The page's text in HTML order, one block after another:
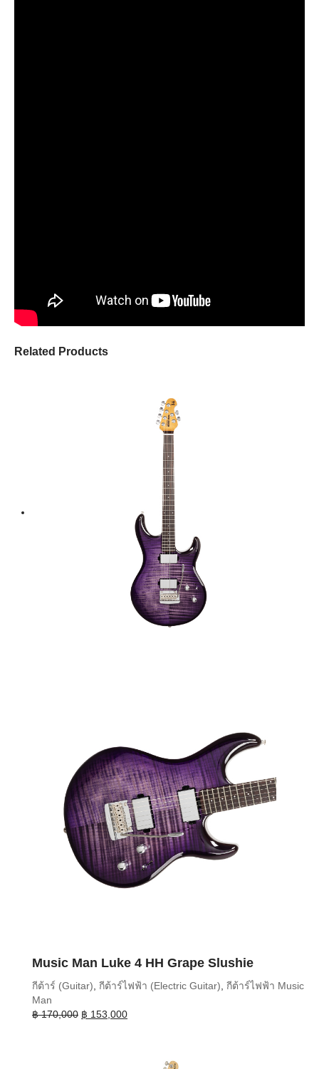
Related Products
Music Man Luke 4 HH Grape Slushie
กีต้าร์ (Guitar) กีต้าร์ไฟฟ้า (Electric Guitar) กีต้าร์ไฟฟ้า Music
Man
฿170,000 Original
฿ 153,000Current